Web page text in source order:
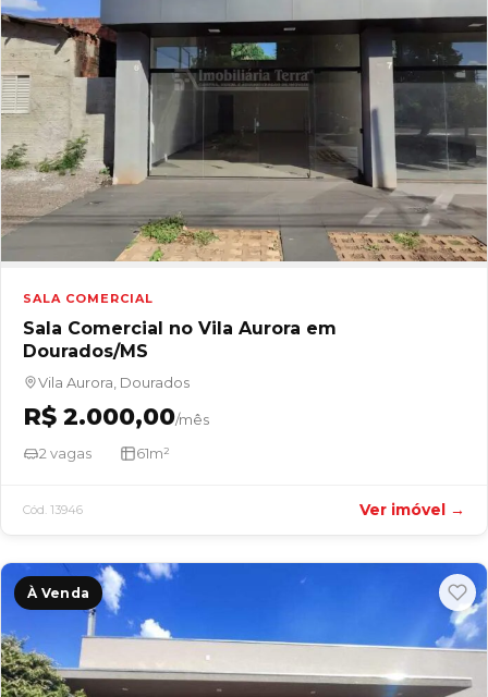
SALA COMERCIAL
Sala Comercial no Vila Aurora em
Dourados/MS
Vila Aurora, Dourados
R$ 2.000,00/mês
2 vagas
61m²
Cód. 13946 Ver imóvel →
À Venda